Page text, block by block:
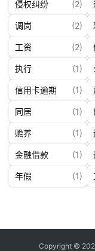
侵权纠纷 (2)
调岗 (2)
工资 (2)
执行 (1)
信用卡逾期 (1)
同居 (1)
赡养 (1)
金融借款 (1)
年假 (1)
Copyright ©